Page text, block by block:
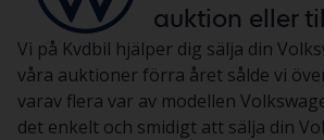
auktion eller
Vi på Kvdbil hjälper dig sälja din
våra auktioner förra året sålde vi
varav flera var av modellen
det enkelt och smidigt att sälja din